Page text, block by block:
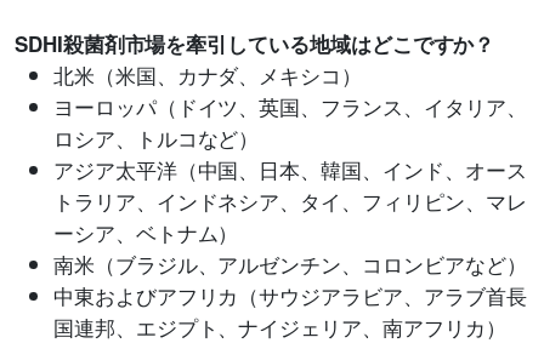
SDHI殺菌剤市場を牽引している地域はどこですか？
北米（米国、カナダ、メキシコ）
ヨーロッパ（ドイツ、英国、フランス、イタリア、
ロシア、トルコなど）
アジア太平洋（中国、日本、韓国、インド、オース
トラリア、インドネシア、タイ、フィリピン、マレ
ーシア、ベトナム）
南米（ブラジル、アルゼンチン、コロンビアなど）
中東およびアフリカ（サウジアラビア、アラブ首長
国連邦、エジプト、ナイジェリア、南アフリカ）